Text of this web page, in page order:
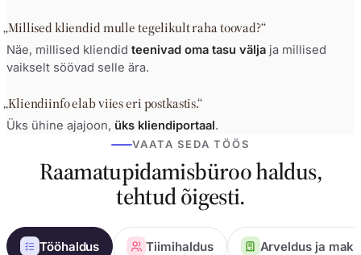
„Millised kliendid mulle tegelikult raha toovad?“
Näe, millised kliendid teenivad oma tasu välja ja millised
vaikselt söövad selle ära.
„Kliendiinfo elab viies eri postkastis.“
Üks ühine ajajoon, üks kliendiportaal.
VAATA SEDA TÖÖS
Raamatupidamisbüroo haldus,
tehtud õigesti.
Tööhaldus Tiimihaldus Arveldus ja